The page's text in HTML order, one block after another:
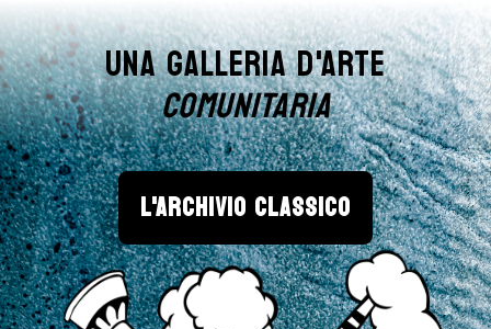
UNA GALLERIA D'ARTE
COMUNITARIA
L'ARCHIVIO CLASSICO